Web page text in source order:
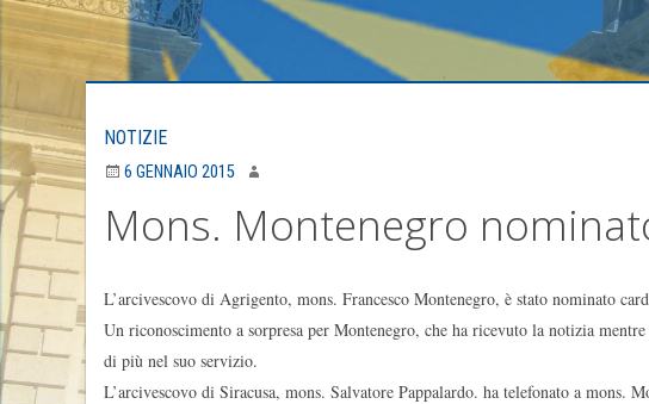
NOTIZIE
6 GENNAIO 2015
Mons. Montenegro
L’arcivescovo di Agrigento, mons. Francesco Montenegro, è stato nominato
Un riconoscimento a sorpresa per Montenegro, che ha ricevuto la notizia
di più nel suo servizio.
L’arcivescovo di Siracusa, mons. Salvatore Pappalardo. ha telefonato a